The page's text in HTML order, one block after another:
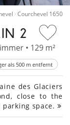
Courchevel 1650
2
• 129 m²
als 500 m entfernt
des Glaciers
close to the
space.